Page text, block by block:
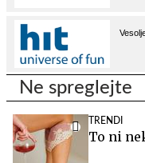
Ne spreglejte
TRENDI
To ni